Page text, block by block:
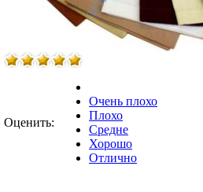
Оценить:
Очень плохо
Плохо
Средне
Хорошо
Отлично